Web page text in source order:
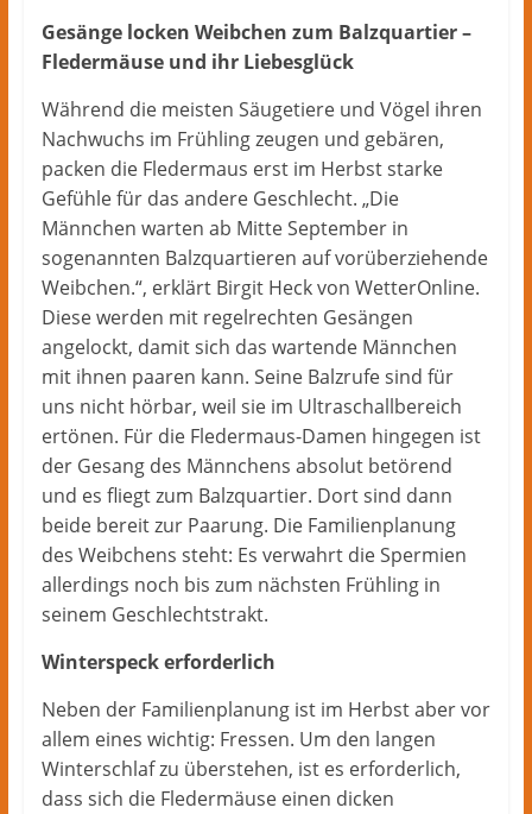
Gesänge locken Weibchen zum Balzquartier –
Fledermäuse und ihr Liebesglück
Während die meisten Säugetiere und Vögel ihren
Nachwuchs im Frühling zeugen und gebären,
packen die Fledermaus erst im Herbst starke
Gefühle für das andere Geschlecht. „Die
Männchen warten ab Mitte September in
sogenannten Balzquartieren auf vorüberziehende
Weibchen.“, erklärt Birgit Heck von WetterOnline.
Diese werden mit regelrechten Gesängen
angelockt, damit sich das wartende Männchen
mit ihnen paaren kann. Seine Balzrufe sind für
uns nicht hörbar, weil sie im Ultraschallbereich
ertönen. Für die Fledermaus-Damen hingegen ist
der Gesang des Männchens absolut betörend
und es fliegt zum Balzquartier. Dort sind dann
beide bereit zur Paarung. Die Familienplanung
des Weibchens steht: Es verwahrt die Spermien
allerdings noch bis zum nächsten Frühling in
seinem Geschlechtstrakt.
Winterspeck erforderlich
Neben der Familienplanung ist im Herbst aber vor
allem eines wichtig: Fressen. Um den langen
Winterschlaf zu überstehen, ist es erforderlich,
dass sich die Fledermäuse einen dicken